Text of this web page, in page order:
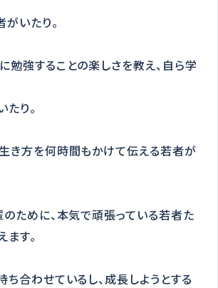
いたり。
勉強することの楽しさを教え、自ら学
り。
き方を何時間もかけて伝える若者が
のために、本気で頑張っている若者た
す。
合わせているし、成長しようとする